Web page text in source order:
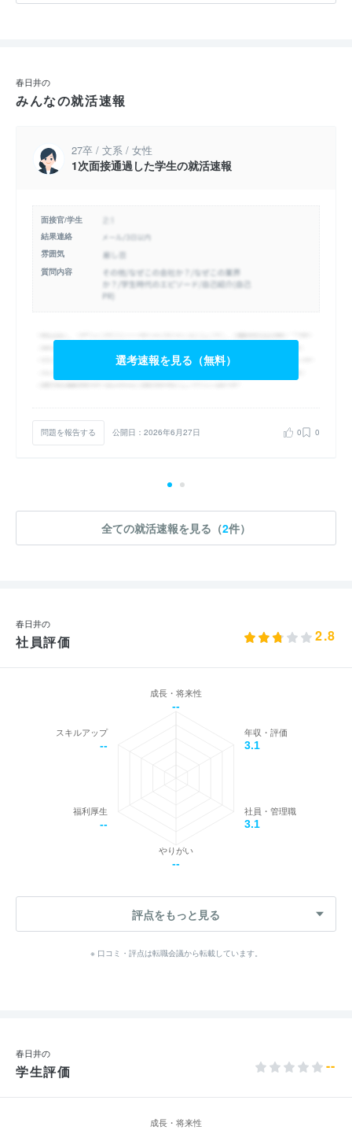
春日井の
みんなの就活速報
27卒 / 文系 / 女性
1次面接通過した学生の就活速報
面接官/学生
結果連絡
雰囲気
質問内容
選考速報を見る（無料）
問題を報告する 公開日：2026年6月27日 0 0
全ての就活速報を見る（2件）
春日井の
社員評価 2.8
成長・将来性
--
年収・評価
3.1
社員・管理職
3.1
やりがい
--
福利厚生
--
スキルアップ
--
評点をもっと見る
※ 口コミ・評点は転職会議から転載しています。
春日井の
学生評価 --
成長・将来性